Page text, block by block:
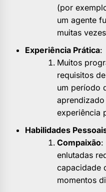
(por
um agente
muitas
Experiência Prática:
Muitos
requisitos
um período
experiência
Habilidades
Compaixão:
enlutadas
capacidade
momentos